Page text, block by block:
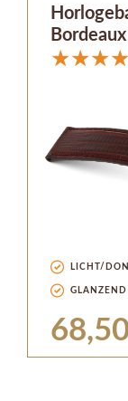
Bordeaux
LICHT/
GLANZEND